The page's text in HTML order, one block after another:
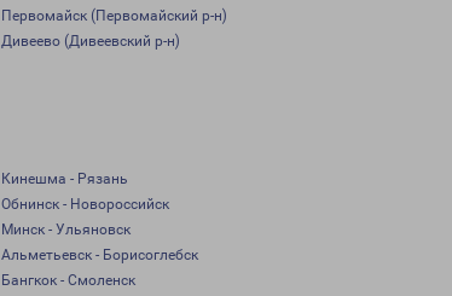
Первомайск (Первомайский р-н)
Дивеево (Дивеевский р-н)
Кинешма - Рязань
Обнинск - Новороссийск
Минск - Ульяновск
Альметьевск - Борисоглебск
Бангкок - Смоленск